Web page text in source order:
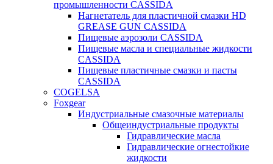
промышленности CASSIDA
Нагнетатель для пластичной смазки HD
GREASE GUN CASSIDA
Пищевые аэрозоли CASSIDA
Пищевые масла и специальные жидкости
CASSIDA
Пищевые пластичные смазки и пасты
CASSIDA
COGELSA
Foxgear
Индустриальные смазочные материалы
Общеиндустриальные продукты
Гидравлические масла
Гидравлические огнестойкие
жидкости